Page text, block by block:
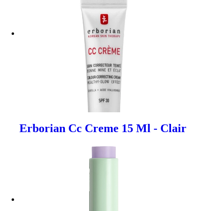
Erborian Cc Creme 15 Ml - Clair